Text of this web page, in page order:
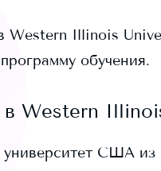
Western Illinois
обучения.
Western
США из